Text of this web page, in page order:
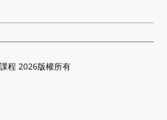
程 2026版權所有